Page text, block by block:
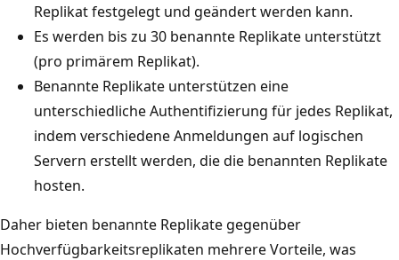
Replikat festgelegt und geändert werden kann.
Es werden bis zu 30 benannte Replikate unterstützt
(pro primärem Replikat).
Benannte Replikate unterstützen eine
unterschiedliche Authentifizierung für jedes Replikat,
indem verschiedene Anmeldungen auf logischen
Servern erstellt werden, die die benannten Replikate
hosten.
Daher bieten benannte Replikate gegenüber
Hochverfügbarkeitsreplikaten mehrere Vorteile, was